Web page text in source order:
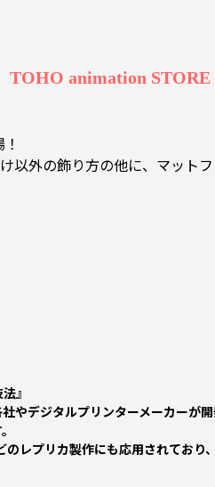
animation STORE
以外の飾り方の他に、マット
』
やデジタルプリンターメーカーが
レプリカ製作にも応用されており、